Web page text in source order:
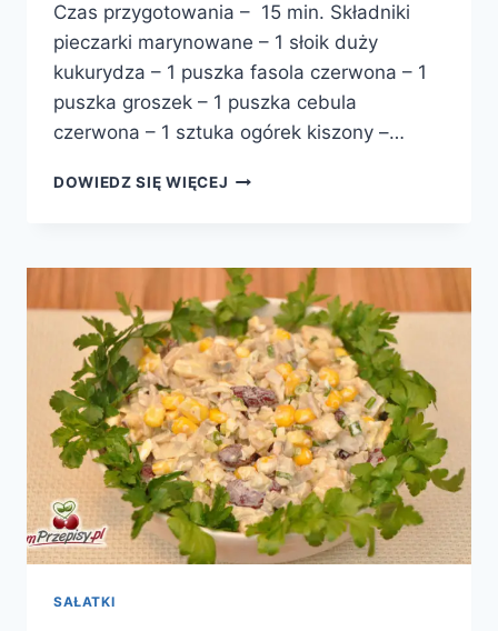
Czas przygotowania – 15 min. Składniki
pieczarki marynowane – 1 słoik duży
kukurydza – 1 puszka fasola czerwona – 1
puszka groszek – 1 puszka cebula
czerwona – 1 sztuka ogórek kiszony –…
DOWIEDZ SIĘ WIĘCEJ SAŁATA
KABANOSEM
SAŁATKI